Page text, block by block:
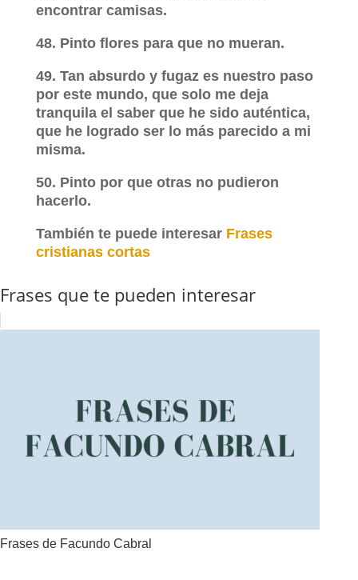
encontrar camisas.
48. Pinto flores para que no mueran.
49. Tan absurdo y fugaz es nuestro paso
por este mundo, que solo me deja
tranquila el saber que he sido auténtica,
que he logrado ser lo más parecido a mi
misma.
50. Pinto por que otras no pudieron
hacerlo.
También te puede interesar Frases
cristianas cortas
Frases que te pueden interesar
Frases de Facundo Cabral